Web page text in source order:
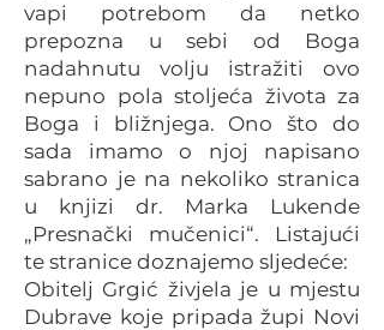
vapi potrebom da netko
prepozna u sebi od Boga
nadahnutu volju istražiti ovo
nepuno pola stoljeća života za
Boga i bližnjega. Ono što do
sada imamo o njoj napisano
sabrano je na nekoliko stranica
u knjizi dr. Marka Lukende
„Presnački mučenici“. Listajući
te stranice doznajemo sljedeće:
Obitelj Grgić živjela je u mjestu
Dubrave koje pripada župi Novi